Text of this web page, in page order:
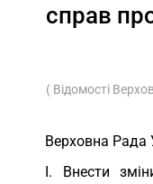
справ
( Відомості
Верховна Рада
I. Внести